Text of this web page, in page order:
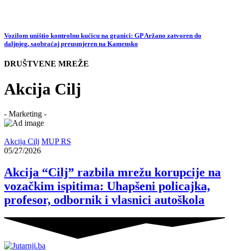
Vozilom uništio kontrolnu kućicu na granici: GP Aržano zatvoren do
daljnjeg, saobraćaj preusmjeren na Kamensko
DRUŠTVENE MREŽE
Akcija Cilj
- Marketing -
Akcija Cilj MUP RS
05/27/2026
Akcija “Cilj” razbila mrežu korupcije na
vozačkim ispitima: Uhapšeni policajka,
profesor, odbornik i vlasnici autoškola